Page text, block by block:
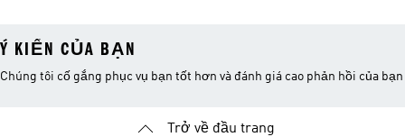
Ý KIẾN CỦA BẠN
Chúng tôi cố gắng phục vụ bạn tốt hơn và đánh giá cao phản hồi của bạn
Trở về đầu trang